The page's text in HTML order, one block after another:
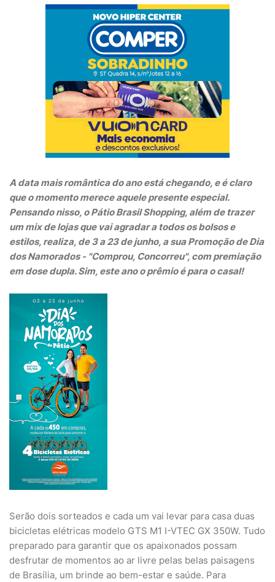
A data mais romântica do ano está chegando, e é claro
que o momento merece aquele presente especial.
Pensando nisso, o Pátio Brasil Shopping, além de trazer
um mix de lojas que vai agradar a todos os bolsos e
estilos, realiza, de 3 a 23 de junho, a sua Promoção de Dia
dos Namorados - "Comprou, Concorreu", com premiação
em dose dupla. Sim, este ano o prêmio é para o casal!
Serão dois sorteados e cada um vai levar para casa duas
bicicletas elétricas modelo GTS M1 I-VTEC GX 350W. Tudo
preparado para garantir que os apaixonados possam
desfrutar de momentos ao ar livre pelas belas paisagens
de Brasília, um brinde ao bem-estar e saúde. Para